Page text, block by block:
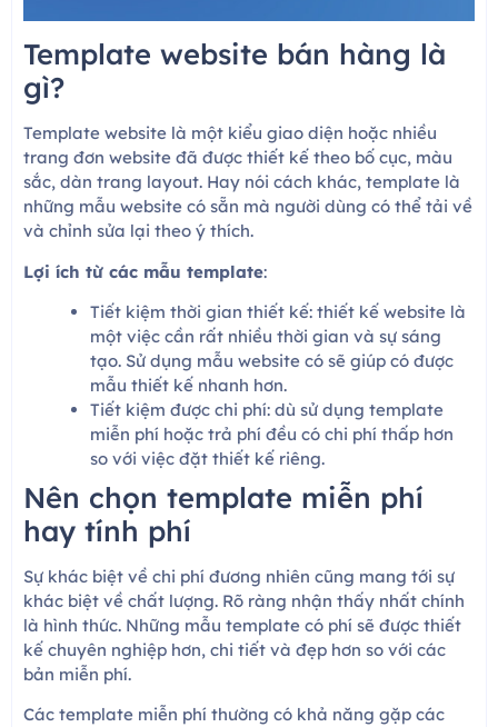
Template website bán hàng là
gì?
Template website là một kiểu giao diện hoặc nhiều
trang đơn website đã được thiết kế theo bố cục, màu
sắc, dàn trang layout. Hay nói cách khác, template là
những mẫu website có sẵn mà người dùng có thể tải về
và chỉnh sửa lại theo ý thích.
Lợi ích từ các mẫu template:
Tiết kiệm thời gian thiết kế: thiết kế website là
một việc cần rất nhiều thời gian và sự sáng
tạo. Sử dụng mẫu website có sẽ giúp có được
mẫu thiết kế nhanh hơn.
Tiết kiệm được chi phí: dù sử dụng template
miễn phí hoặc trả phí đều có chi phí thấp hơn
so với việc đặt thiết kế riêng.
Nên chọn template miễn phí
hay tính phí
Sự khác biệt về chi phí đương nhiên cũng mang tới sự
khác biệt về chất lượng. Rõ ràng nhận thấy nhất chính
là hình thức. Những mẫu template có phí sẽ được thiết
kế chuyên nghiệp hơn, chi tiết và đẹp hơn so với các
bản miễn phí.
Các template miễn phí thường có khả năng gặp các